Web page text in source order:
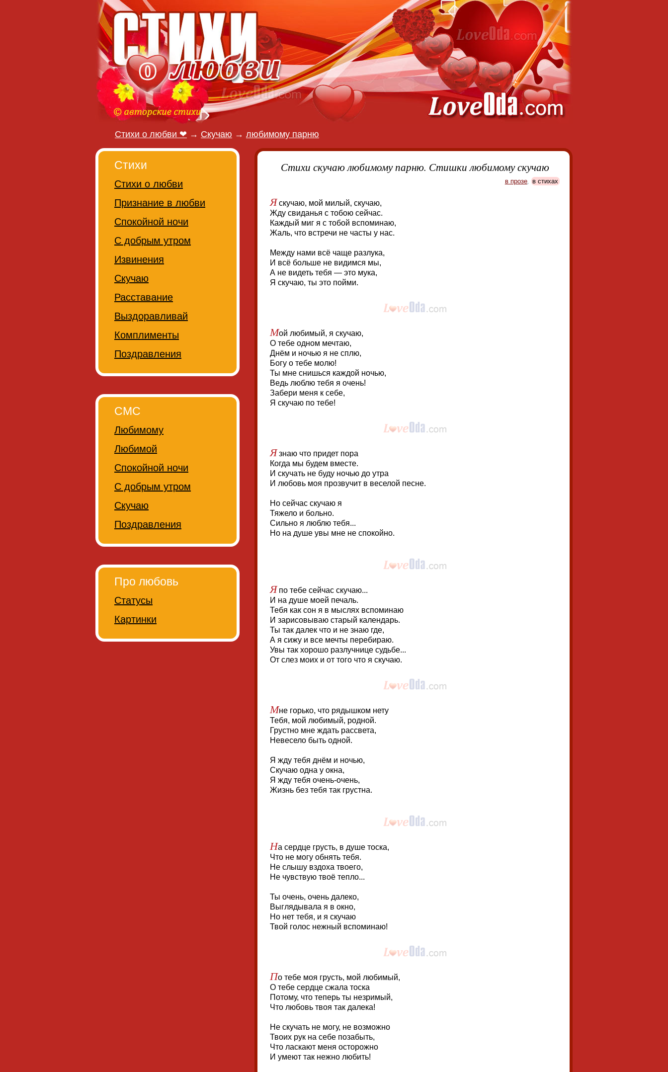
Стихи о любви ❤ → Скучаю → любимому парню
Стихи скучаю любимому парню. Стишки любимому скучаю
в прозе, в стихах
Я скучаю, мой милый, скучаю,
Жду свиданья с тобою сейчас.
Каждый миг я с тобой вспоминаю,
Жаль, что встречи не часты у нас.
Между нами всё чаще разлука,
И всё больше не видимся мы,
А не видеть тебя — это мука,
Я скучаю, ты это пойми.
Мой любимый, я скучаю,
О тебе одном мечтаю,
Днём и ночью я не сплю,
Богу о тебе молю!
Ты мне снишься каждой ночью,
Ведь люблю тебя я очень!
Забери меня к себе,
Я скучаю по тебе!
Я знаю что придет пора
Когда мы будем вместе.
И скучать не буду ночью до утра
И любовь моя прозвучит в веселой песне.
Но сейчас скучаю я
Тяжело и больно.
Сильно я люблю тебя...
Но на душе увы мне не спокойно.
Я по тебе сейчас скучаю...
И на душе моей печаль.
Тебя как сон я в мыслях вспоминаю
И зарисовываю старый календарь.
Ты так далек что и не знаю где,
А я сижу и все мечты перебираю.
Увы так хорошо разлучнице судьбе...
От слез моих и от того что я скучаю.
Мне горько, что рядышком нету
Тебя, мой любимый, родной.
Грустно мне ждать рассвета,
Невесело быть одной.
Я жду тебя днём и ночью,
Скучаю одна у окна,
Я жду тебя очень-очень,
Жизнь без тебя так грустна.
На сердце грусть, в душе тоска,
Что не могу обнять тебя.
Не слышу вздоха твоего,
Не чувствую твоё тепло...
Ты очень, очень далеко,
Выглядывала я в окно,
Но нет тебя, и я скучаю
Твой голос нежный вспоминаю!
По тебе моя грусть, мой любимый,
О тебе сердце сжала тоска
Потому, что теперь ты незримый,
Что любовь твоя так далека!
Не скучать не могу, не возможно
Твоих рук на себе позабыть,
Что ласкают меня осторожно
И умеют так нежно любить!
Стихи
Стихи о любви
Признание в любви
Спокойной ночи
С добрым утром
Извинения
Скучаю
Расставание
Выздоравливай
Комплименты
Поздравления
СМС
Любимому
Любимой
Спокойной ночи
С добрым утром
Скучаю
Поздравления
Про любовь
Статусы
Картинки